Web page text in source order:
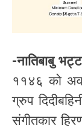
-नातिबाबु
११४६ को
ग्रुप
संगीतकार